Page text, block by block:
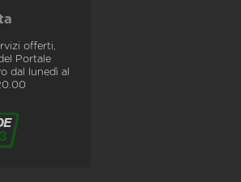
offerti,
Portale
dal lunedì al